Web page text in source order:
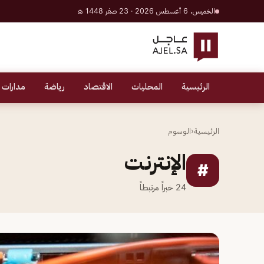
الخميس، 6 أغسطس 2026 · 23 صفر 1448 هـ
الرئيسية المحليات الاقتصاد رياضة
الرئيسية‹الوسوم
# الإنترنت
24 خبراً مرتبطاً